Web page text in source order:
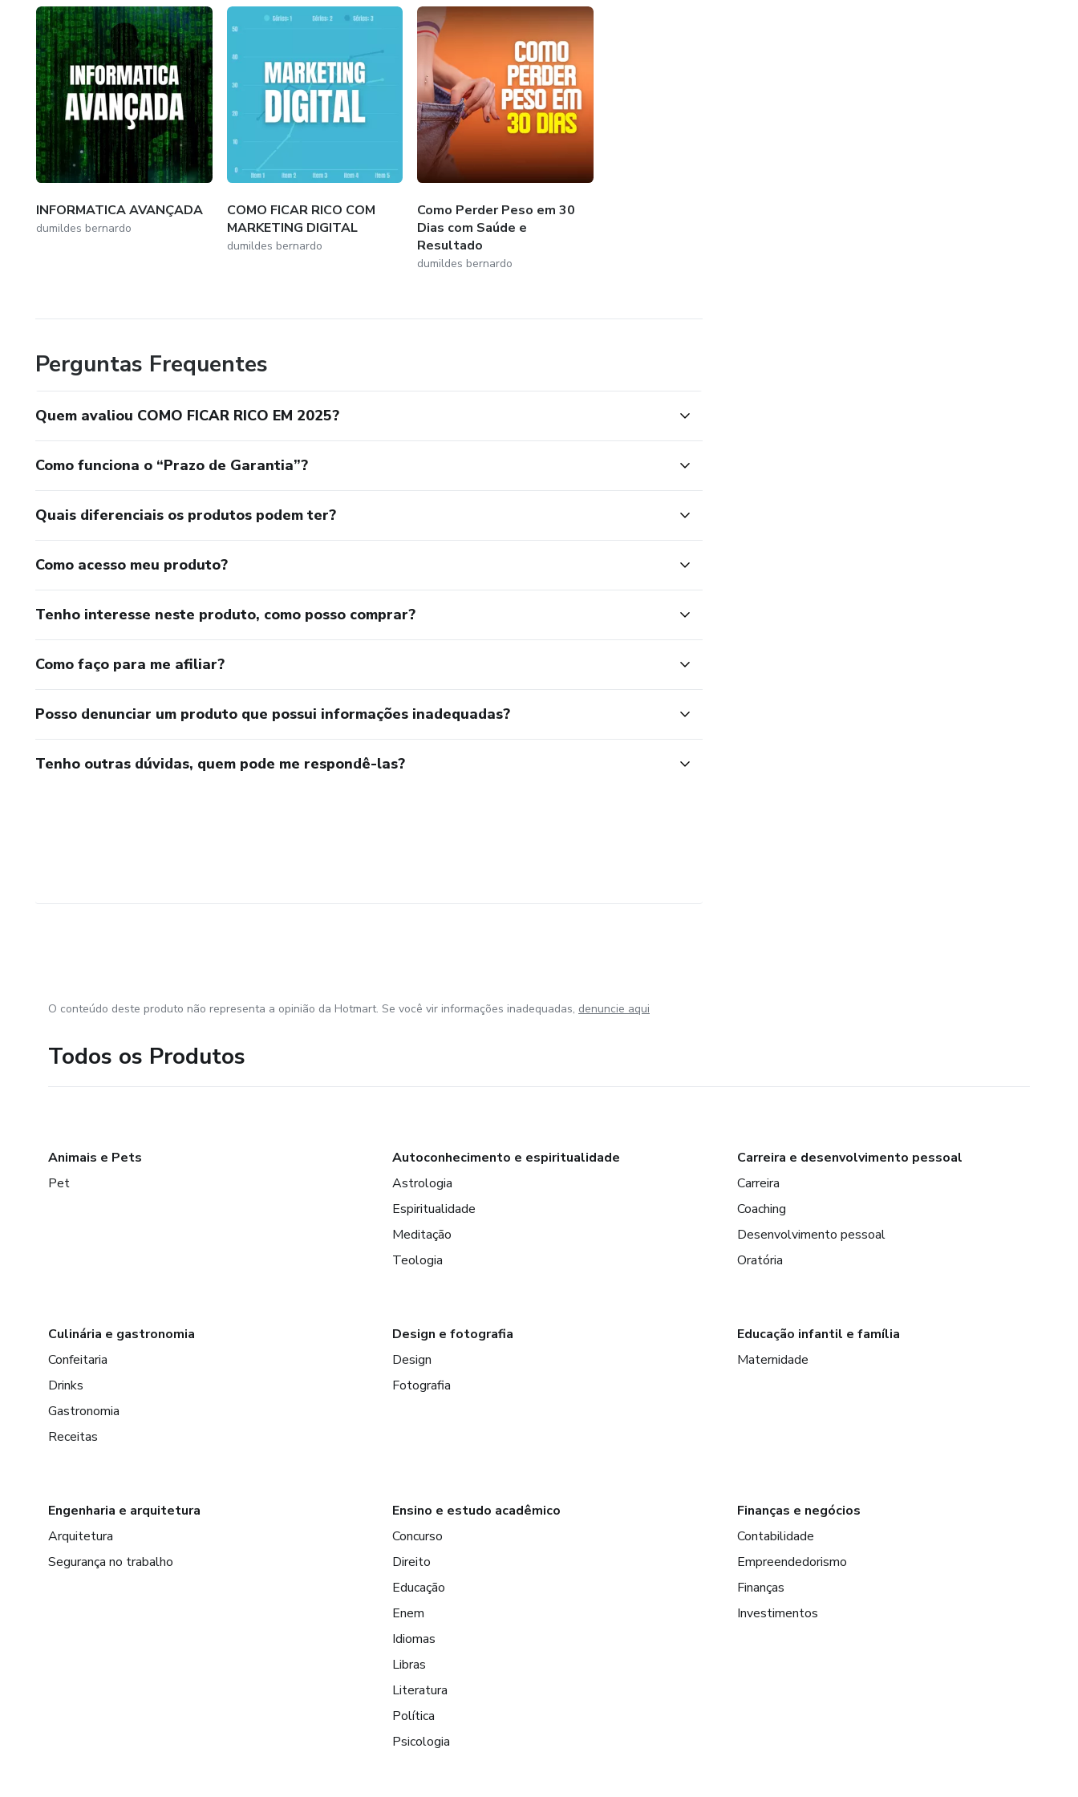
INFORMATICA AVANÇADA
dumildes bernardo
COMO FICAR RICO COM
MARKETING DIGITAL
dumildes bernardo
Como Perder Peso em 30
Dias com Saúde e
Resultado
dumildes bernardo
Perguntas Frequentes
Quem avaliou COMO FICAR RICO EM 2025?
Como funciona o “Prazo de Garantia”?
Quais diferenciais os produtos podem ter?
Como acesso meu produto?
Tenho interesse neste produto, como posso comprar?
Como faço para me afiliar?
Posso denunciar um produto que possui informações inadequadas?
Tenho outras dúvidas, quem pode me respondê-las?
O conteúdo deste produto não representa a opinião da Hotmart. Se você vir informações inadequadas, denuncie aqui
Todos os Produtos
Animais e Pets
Pet
Autoconhecimento e espiritualidade
Astrologia
Espiritualidade
Meditação
Teologia
Carreira e desenvolvimento pessoal
Carreira
Coaching
Desenvolvimento pessoal
Oratória
Culinária e gastronomia
Confeitaria
Drinks
Gastronomia
Receitas
Design e fotografia
Design
Fotografia
Educação infantil e família
Maternidade
Engenharia e arquitetura
Arquitetura
Segurança no trabalho
Ensino e estudo acadêmico
Concurso
Direito
Educação
Enem
Idiomas
Libras
Literatura
Política
Psicologia
Finanças e negócios
Contabilidade
Empreendedorismo
Finanças
Investimentos